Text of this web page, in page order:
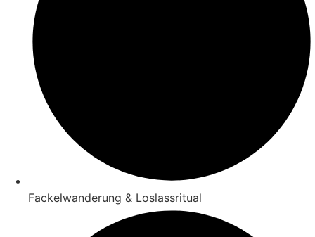
Fackelwanderung & Loslassritual